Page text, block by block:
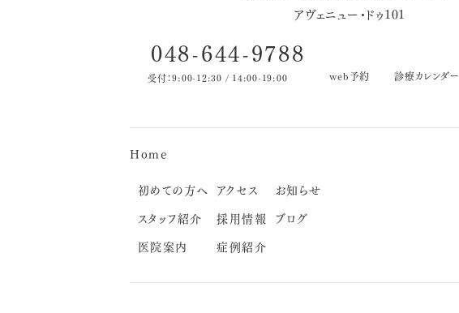
アヴェニュー・ドゥ101
048-644-9788
受付：9:00-12:30 / 14:00-19:00 web予約 診療カレンダー
Home
初めての方へ
スタッフ紹介
医院案内
アクセス
採用情報
症例紹介
お知らせ
ブログ